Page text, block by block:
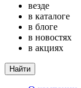
везде
в каталоге
в блоге
в новостях
в акциях
Найти